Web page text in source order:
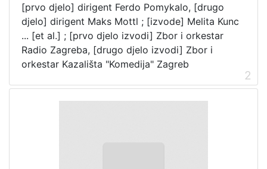
[prvo djelo] dirigent Ferdo Pomykalo, [drugo
djelo] dirigent Maks Mottl ; [izvode] Melita Kunc
... [et al.] ; [prvo djelo izvodi] Zbor i orkestar
Radio Zagreba, [drugo djelo izvodi] Zbor i
orkestar Kazališta "Komedija" Zagreb
2